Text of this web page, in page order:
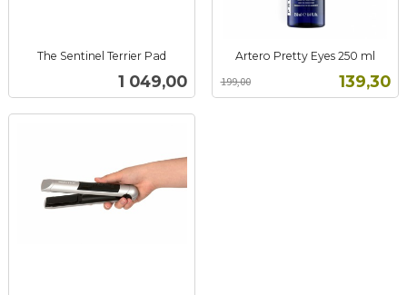
The Sentinel Terrier Pad
Pris
1 049,00
Artero Pretty Eyes 250 ml
Tilbud
139,30
199,00
mva.